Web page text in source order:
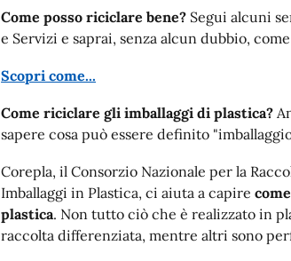
Come posso riciclare bene? Segui alcuni
e Servizi e saprai, senza alcun dubbio,
Scopri come...
Come riciclare gli imballaggi di plastica?
sapere cosa può essere definito
Corepla, il Consorzio Nazionale per la
Imballaggi in Plastica, ci aiuta a capire
plastica. Non tutto ciò che è realizzato in
raccolta differenziata, mentre altri sono